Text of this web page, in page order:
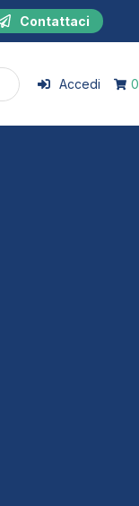
Contattaci
Accedi 0